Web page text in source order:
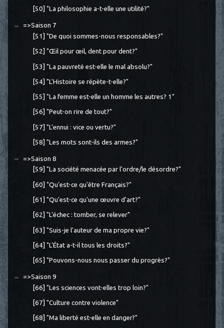
[50] "La philosophie a-t-elle une utilité?"
=>Saison 7
[51] "De quoi sommes-nous responsables?"
[52] "Œil pour œil, dent pour dent?"
[53] "La pauvreté est-elle le mal absolu?"
[54] "L'Histoire se répète-t-elle?"
[55] "La femme est-elle un homme les autres? 1"
[56] "Peut-on rire de tout?"
[57] "L'ennui : vice ou vertu?"
[58] "Les mots sont-ils des armes?"
=>Saison 8
[59] "La société menacée par l'ordre/le désordre?"
[60] "Qu'est-ce qu'être Français?"
[61] "Qu'est-ce qu'une œuvre d'art?"
[62] "L'échec : tomber, se relever"
[63] "Suis-je l'auteur de ma propre vie?"
[64] "L'État a-t-il tous les droits?"
[65] "Pouvons-nous nous passer du progrès?"
=>Saison 9
[66] "Les sciences vont-elles trop loin?"
[67] "Culture contre violence"
[68] "Ma liberté est-elle en danger?"